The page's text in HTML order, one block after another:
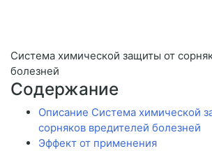
Система химической защиты от
болезней
Содержание
Описание Система химической
сорняков вредителей болезней
Эффект от применения